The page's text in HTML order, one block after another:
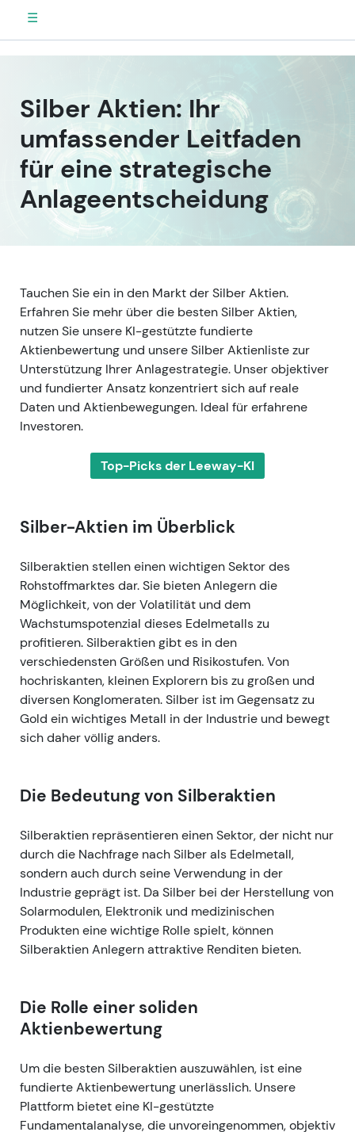
☰
Silber Aktien: Ihr
umfassender Leitfaden
für eine strategische
Anlageentscheidung
Tauchen Sie ein in den Markt der Silber Aktien.
Erfahren Sie mehr über die besten Silber Aktien,
nutzen Sie unsere KI-gestützte fundierte
Aktienbewertung und unsere Silber Aktienliste zur
Unterstützung Ihrer Anlagestrategie. Unser objektiver
und fundierter Ansatz konzentriert sich auf reale
Daten und Aktienbewegungen. Ideal für erfahrene
Investoren.
Top-Picks der Leeway-KI
Silber-Aktien im Überblick
Silberaktien stellen einen wichtigen Sektor des
Rohstoffmarktes dar. Sie bieten Anlegern die
Möglichkeit, von der Volatilität und dem
Wachstumspotenzial dieses Edelmetalls zu
profitieren. Silberaktien gibt es in den
verschiedensten Größen und Risikostufen. Von
hochriskanten, kleinen Explorern bis zu großen und
diversen Konglomeraten. Silber ist im Gegensatz zu
Gold ein wichtiges Metall in der Industrie und bewegt
sich daher völlig anders.
Die Bedeutung von Silberaktien
Silberaktien repräsentieren einen Sektor, der nicht nur
durch die Nachfrage nach Silber als Edelmetall,
sondern auch durch seine Verwendung in der
Industrie geprägt ist. Da Silber bei der Herstellung von
Solarmodulen, Elektronik und medizinischen
Produkten eine wichtige Rolle spielt, können
Silberaktien Anlegern attraktive Renditen bieten.
Die Rolle einer soliden
Aktienbewertung
Um die besten Silberaktien auszuwählen, ist eine
fundierte Aktienbewertung unerlässlich. Unsere
Plattform bietet eine KI-gestützte
Fundamentalanalyse, die unvoreingenommen, objektiv